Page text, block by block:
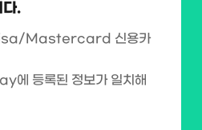
다.
Mastercard 신용카
등록된 정보가 일치해